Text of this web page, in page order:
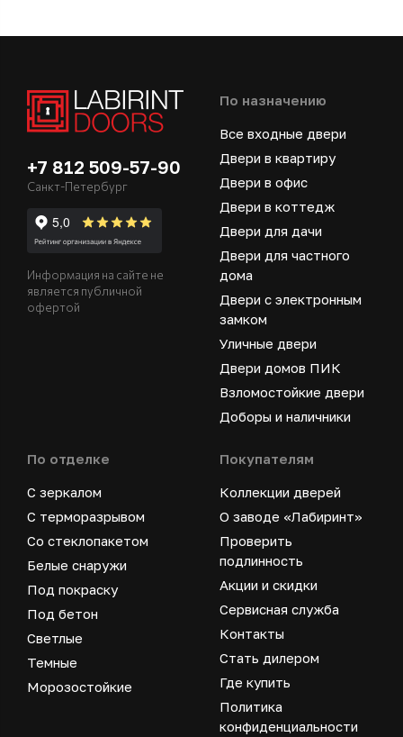
+7 812 509-57-90
Санкт-Петербург
Информация на сайте не
является публичной
офертой
По назначению
Все входные двери
Двери в квартиру
Двери в офис
Двери в коттедж
Двери для дачи
Двери для частного
дома
Двери с электронным
замком
Уличные двери
Двери домов ПИК
Взломостойкие двери
Доборы и наличники
По отделке
С зеркалом
С терморазрывом
Со стеклопакетом
Белые снаружи
Под покраску
Под бетон
Светлые
Темные
Морозостойкие
Покупателям
Коллекции дверей
О заводе «Лабиринт»
Проверить
подлинность
Акции и скидки
Сервисная служба
Контакты
Стать дилером
Где купить
Политика
конфиденциальности